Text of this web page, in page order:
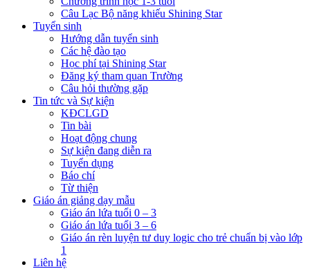
Câu Lạc Bộ năng khiếu Shining Star
Tuyển sinh
Hướng dẫn tuyển sinh
Các hệ đào tạo
Học phí tại Shining Star
Đăng ký tham quan Trường
Câu hỏi thường gặp
Tin tức và Sự kiện
KĐCLGD
Tin bài
Hoạt động chung
Sự kiện đang diễn ra
Tuyển dụng
Báo chí
Từ thiện
Giáo án giảng dạy mẫu
Giáo án lứa tuổi 0 – 3
Giáo án lứa tuổi 3 – 6
Giáo án rèn luyện tư duy logic cho trẻ chuẩn bị vào lớp
1
Liên hệ